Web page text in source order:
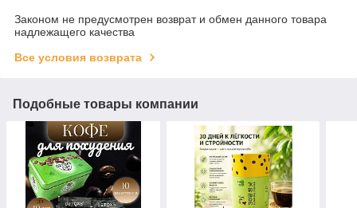
Законом не предусмотрен возврат и обмен данного товара
надлежащего качества
Все условия возврата
Подобные товары компании